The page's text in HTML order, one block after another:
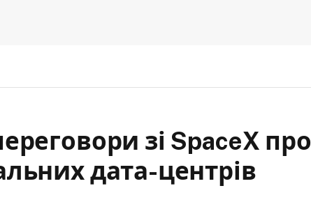
зі SpaceX про
дата-центрів